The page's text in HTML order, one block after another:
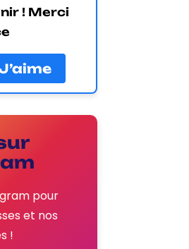
! Merci
pour
et nos
!